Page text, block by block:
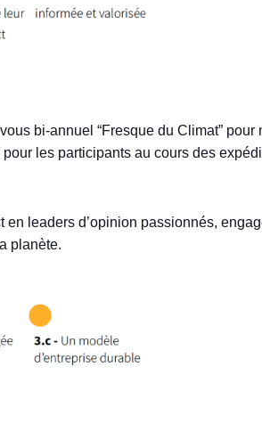
bi-annuel “Fresque du Climat”
les participants au cours des
leaders d’opinion passionnés,
planète.